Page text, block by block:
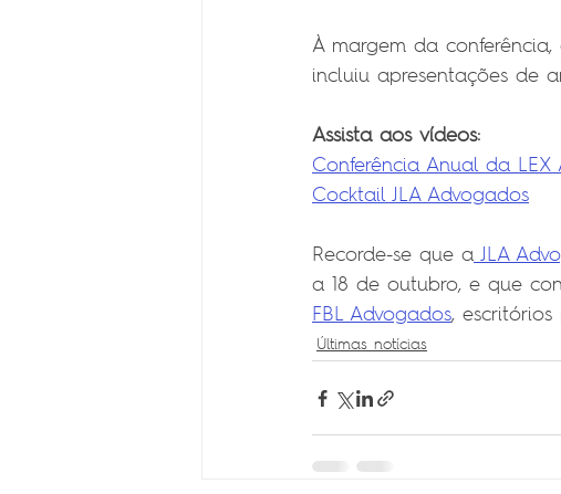
À margem da
incluiu apresentações de
Assista aos vídeos:
Conferência Anual da LEX
Cocktail JLA Advogados
Recorde-se que a JLA
a 18 de outubro, e que
FBL Advogados,
Últimas notícias